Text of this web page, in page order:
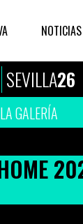
NOTICIAS
SEVILLA26
LA GALERÍA